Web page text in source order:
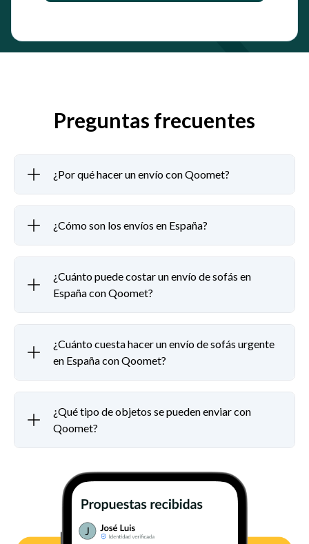
Preguntas frecuentes
¿Por qué hacer un envío con Qoomet?
¿Cómo son los envíos en España?
¿Cuánto puede costar un envío de sofás en
España con Qoomet?
¿Cuánto cuesta hacer un envío de sofás urgente
en España con Qoomet?
¿Qué tipo de objetos se pueden enviar con
Qoomet?